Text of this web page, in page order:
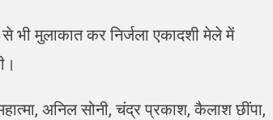
से भी मुलाकात कर निर्जला एकादशी मेले में
अनिल सोनी, चंद्र प्रकाश, कैलाश छींपा,